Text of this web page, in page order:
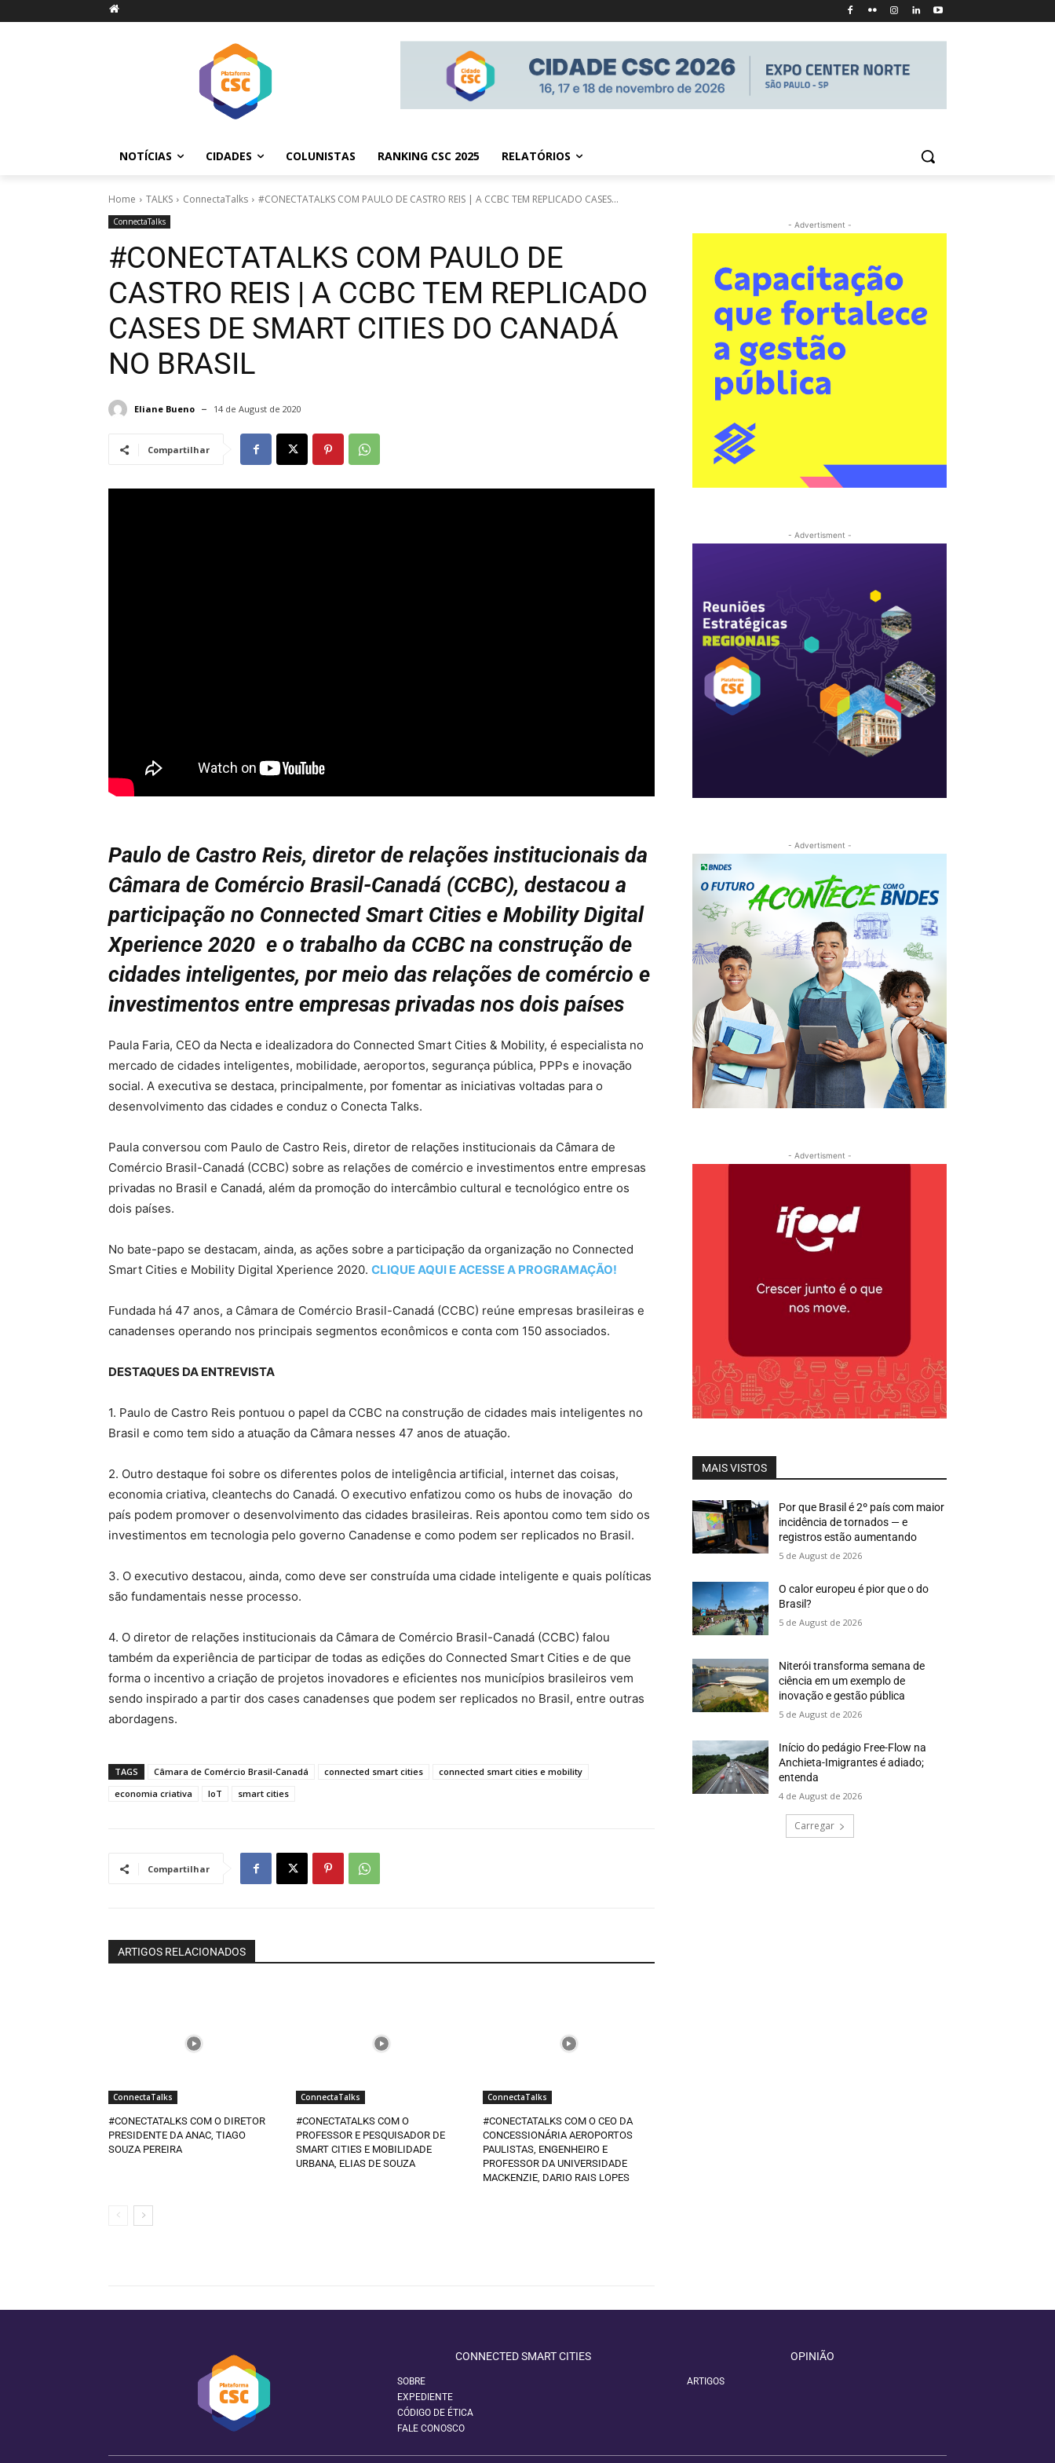
NOTÍCIAS CIDADES COLUNISTAS RANKING CSC 2025 RELATÓRIOS
Home TALKS ConnectaTalks #CONECTATALKS COM PAULO DE CASTRO REIS | A CCBC TEM REPLICADO CASES...
ConnectaTalks
#CONECTATALKS COM PAULO DE
CASTRO REIS | A CCBC TEM REPLICADO
CASES DE SMART CITIES DO CANADÁ
NO BRASIL
Eliane Bueno 14 de August de 2020
Compartilhar
Paulo de Castro Reis, diretor de relações institucionais da
Câmara de Comércio Brasil-Canadá (CCBC), destacou a
participação no Connected Smart Cities e Mobility Digital
Xperience 2020 e o trabalho da CCBC na construção de
cidades inteligentes, por meio das relações de comércio e
investimentos entre empresas privadas nos dois países
Paula Faria, CEO da Necta e idealizadora do Connected Smart Cities & Mobility, é especialista no
mercado de cidades inteligentes, mobilidade, aeroportos, segurança pública, PPPs e inovação
social. A executiva se destaca, principalmente, por fomentar as iniciativas voltadas para o
desenvolvimento das cidades e conduz o Conecta Talks.
Paula conversou com Paulo de Castro Reis, diretor de relações institucionais da Câmara de
Comércio Brasil-Canadá (CCBC) sobre as relações de comércio e investimentos entre empresas
privadas no Brasil e Canadá, além da promoção do intercâmbio cultural e tecnológico entre os
dois países.
No bate-papo se destacam, ainda, as ações sobre a participação da organização no Connected
Smart Cities e Mobility Digital Xperience 2020. CLIQUE AQUI E ACESSE A PROGRAMAÇÃO!
Fundada há 47 anos, a Câmara de Comércio Brasil-Canadá (CCBC) reúne empresas brasileiras e
canadenses operando nos principais segmentos econômicos e conta com 150 associados.
DESTAQUES DA ENTREVISTA
1. Paulo de Castro Reis pontuou o papel da CCBC na construção de cidades mais inteligentes no
Brasil e como tem sido a atuação da Câmara nesses 47 anos de atuação.
2. Outro destaque foi sobre os diferentes polos de inteligência artificial, internet das coisas,
economia criativa, cleantechs do Canadá. O executivo enfatizou como os hubs de inovação do
país podem promover o desenvolvimento das cidades brasileiras. Reis apontou como tem sido os
investimentos em tecnologia pelo governo Canadense e como podem ser replicados no Brasil.
3. O executivo destacou, ainda, como deve ser construída uma cidade inteligente e quais políticas
são fundamentais nesse processo.
4. O diretor de relações institucionais da Câmara de Comércio Brasil-Canadá (CCBC) falou
também da experiência de participar de todas as edições do Connected Smart Cities e de que
forma o incentivo a criação de projetos inovadores e eficientes nos municípios brasileiros vem
sendo inspirado a partir dos cases canadenses que podem ser replicados no Brasil, entre outras
abordagens.
TAGS Câmara de Comércio Brasil-Canadá connected smart cities
connected smart cities e mobility
economia criativa
IoT smart cities
Compartilhar
ARTIGOS RELACIONADOS
ConnectaTalks
#CONECTATALKS COM O DIRETOR
PRESIDENTE DA ANAC, TIAGO
SOUZA PEREIRA
ConnectaTalks
#CONECTATALKS COM O
PROFESSOR E PESQUISADOR DE
SMART CITIES E MOBILIDADE
URBANA, ELIAS DE SOUZA
ConnectaTalks
#CONECTATALKS COM O CEO DA
CONCESSIONÁRIA AEROPORTOS
PAULISTAS, ENGENHEIRO E
PROFESSOR DA UNIVERSIDADE
MACKENZIE, DARIO RAIS LOPES
- Advertisment -
- Advertisment -
- Advertisment -
- Advertisment -
MAIS VISTOS
Por que Brasil é 2º país com maior
incidência de tornados — e
registros estão aumentando
5 de August de 2026
O calor europeu é pior que o do
Brasil?
5 de August de 2026
Niterói transforma semana de
ciência em um exemplo de
inovação e gestão pública
5 de August de 2026
Início do pedágio Free-Flow na
Anchieta-Imigrantes é adiado;
entenda
4 de August de 2026
Carregar
CONNECTED SMART CITIES
SOBRE
EXPEDIENTE
CÓDIGO DE ÉTICA
FALE CONOSCO
OPINIÃO
ARTIGOS